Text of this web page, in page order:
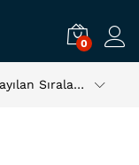
0
Varsayılan Sıralama